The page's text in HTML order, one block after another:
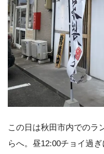
この日は秋田市内でのラ
らへ。昼12:00チョイ過